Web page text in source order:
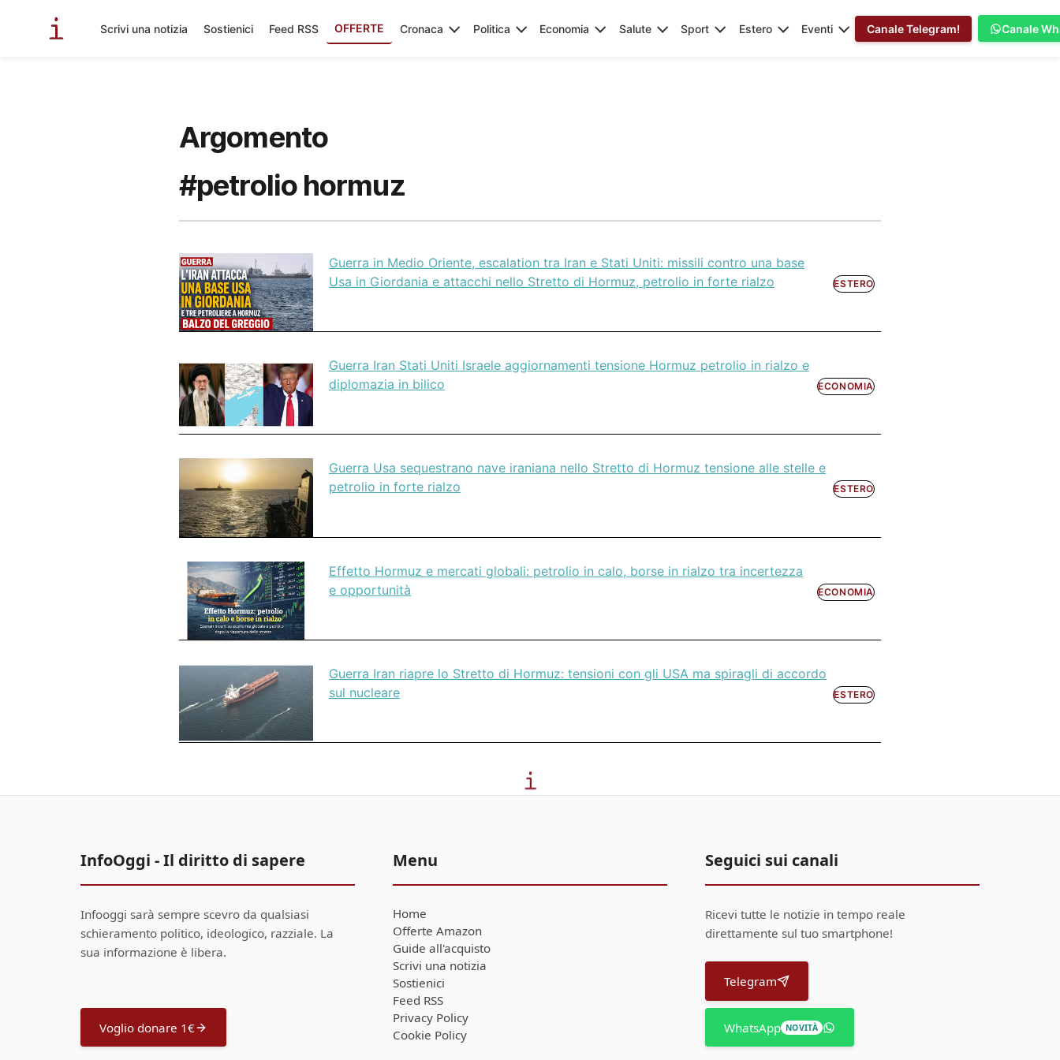
Scrivi una notizia Sostienici Feed RSS OFFERTE Cronaca Politica Economia Salute Sport Estero Eventi Canale Telegram! Canale
Argomento
#petrolio hormuz
Guerra in Medio Oriente, escalation tra Iran e Stati Uniti: missili contro una base
Usa in Giordania e attacchi nello Stretto di Hormuz, petrolio in forte rialzo
ESTERO
Guerra Iran Stati Uniti Israele aggiornamenti tensione Hormuz petrolio in rialzo e
diplomazia in bilico
ECONOMIA
Guerra Usa sequestrano nave iraniana nello Stretto di Hormuz tensione alle stelle e
petrolio in forte rialzo
ESTERO
Effetto Hormuz e mercati globali: petrolio in calo, borse in rialzo tra incertezza
e opportunità
ECONOMIA
Guerra Iran riapre lo Stretto di Hormuz: tensioni con gli USA ma spiragli di accordo
sul nucleare
ESTERO
InfoOggi - Il diritto di sapere
Infooggi sarà sempre scevro da qualsiasi
schieramento politico, ideologico, razziale. La
sua informazione è libera.
Voglio donare 1€
Menu
Home
Offerte Amazon
Guide all'acquisto
Scrivi una notizia
Sostienici
Feed RSS
Privacy Policy
Cookie Policy
Seguici sui canali
Ricevi tutte le notizie in tempo reale
direttamente sul tuo smartphone!
Telegram
WhatsApp NOVITÀ